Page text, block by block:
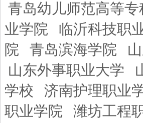
青岛幼儿师范高等专
业学院
临沂科技职
院
青岛滨海学院
山东外事职业大学
学校
济南护理职业
职业学院
潍坊工程